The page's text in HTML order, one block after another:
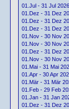
01.Jul - 31 Jul 2026
01.Dez - 31 Dez
01.Dez - 31 Dez
01.Dez - 31 Dez
01.Nov - 30 Nov
01.Nov - 30 Nov
01.Dez - 31 Dez
01.Nov - 30 Nov
01.Mai - 31 Mai
01.Apr - 30 Apr
01.Mär - 31 Mär
01.Feb - 29 Feb
01.Jan - 31 Jan
01.Dez - 31 Dez